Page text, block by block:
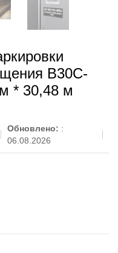
B30C-
* 30,48 м
Обновлено: :
06.08.2026